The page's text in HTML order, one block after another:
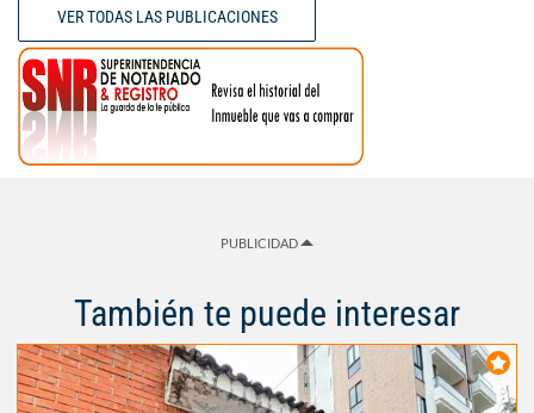
VER TODAS LAS PUBLICACIONES
PUBLICIDAD
También te puede interesar